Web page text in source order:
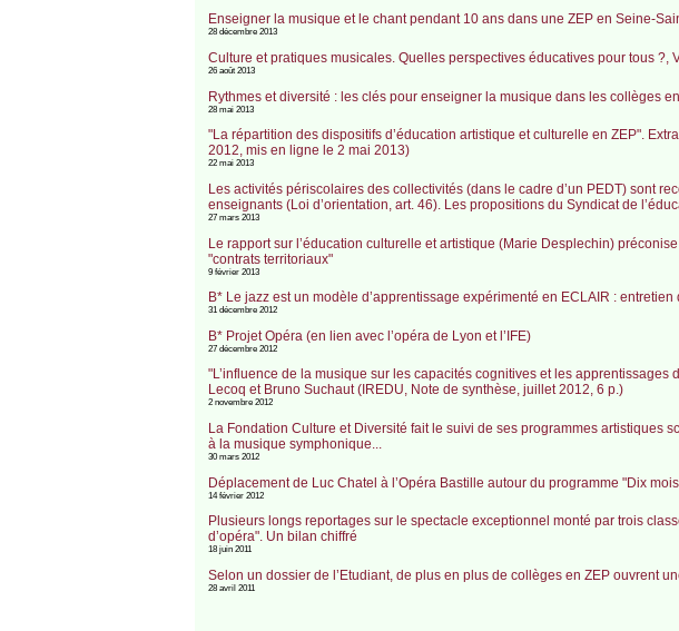
Enseigner la musique et le chant pendant 10 ans dans une ZEP en Seine-
28 décembre 2013
Culture et pratiques musicales. Quelles perspectives éducatives pour tous ?,
26 août 2013
Rythmes et diversité : les clés pour enseigner la musique dans les collèges
28 mai 2013
"La répartition des dispositifs d’éducation artistique et culturelle en ZEP".
2012, mis en ligne le 2 mai 2013)
22 mai 2013
Les activités périscolaires des collectivités (dans le cadre d’un PEDT) sont
enseignants (Loi d’orientation, art. 46). Les propositions du Syndicat de
27 mars 2013
Le rapport sur l’éducation culturelle et artistique (Marie Desplechin)
"contrats territoriaux"
9 février 2013
B* Le jazz est un modèle d’apprentissage expérimenté en ECLAIR :
31 décembre 2012
B* Projet Opéra (en lien avec l’opéra de Lyon et l’IFE)
27 décembre 2012
"L’influence de la musique sur les capacités cognitives et les
Lecoq et Bruno Suchaut (IREDU, Note de synthèse, juillet 2012, 6 p.)
2 novembre 2012
La Fondation Culture et Diversité fait le suivi de ses programmes artistiques
à la musique symphonique...
30 mars 2012
Déplacement de Luc Chatel à l’Opéra Bastille autour du programme "Dix mois
14 février 2012
Plusieurs longs reportages sur le spectacle exceptionnel monté par trois
d’opéra". Un bilan chiffré
18 juin 2011
Selon un dossier de l’Etudiant, de plus en plus de collèges en ZEP ouvrent
28 avril 2011